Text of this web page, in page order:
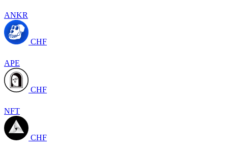
ANKR
CHF
APE
CHF
NFT
CHF